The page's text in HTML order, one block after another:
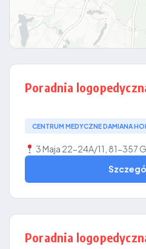
Poradnia
CENTRUM MEDYCZNE DAMIANA
3 Maja 22-24A/11, 81-357
Poradnia